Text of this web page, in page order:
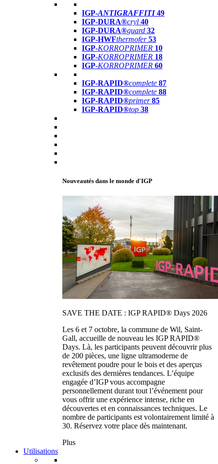
IGP-ANTIGRAFFITI49
IGP-DURA®cryl 40
IGP-DURA®guard 32
IGP-HWFthermofer 53
IGP-KORROPRIMER 10
IGP-KORROPRIMER 18
IGP-KORROPRIMER 60
IGP-RAPID®complete 87
IGP-RAPID®complete 88
IGP-RAPID®primer 85
IGP-RAPID®top 38
Nouveautés dans le monde d'IGP
SAVE THE DATE : IGP RAPID® Days 2026
Les 6 et 7 octobre, la commune de Wil, Saint-
Gall, accueille de nouveau les IGP RAPID®
Days. Là, les participants peuvent découvrir plus
de 200 pièces, une ligne ultramoderne de
revêtement poudre pour le bois et des aperçus
exclusifs des dernières tendances. L’équipe
engagée d’IGP vous accompagne
personnellement durant tout l’événement pour
vous offrir une expérience intense, riche en
découvertes et en connaissances techniques. Le
nombre de participants est volontairement limité à
30. Réservez votre place dès maintenant.
Plus
Utilisations